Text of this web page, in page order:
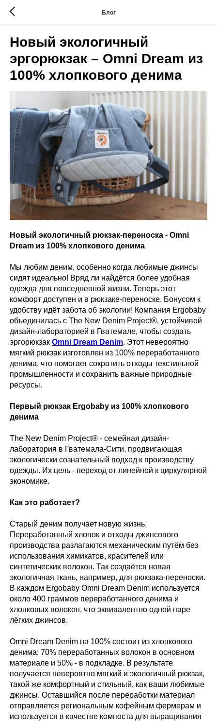
Блог
Новый экологичный
эргорюкзак – Omni Dream из
100% хлопкового денима
Новый экологичный рюкзак-переноска - Omni
Dream из 100% хлопкового денима
Мы любим деним, особенно когда любимые джинсы
сидят идеально! Вряд ли найдётся более удобная
одежда для повседневной жизни. Теперь этот
комфорт доступен и в рюкзаке-переноске. Бонусом к
удобству идёт забота об экологии! Компания Ergobaby
объединилась с The New Denim Project®, устойчивой
дизайн-лабораторией в Гватемале, чтобы создать
эргорюкзак Omni Dream Denim. Этот невероятно
мягкий рюкзак изготовлен из 100% переработанного
денима, что помогает сократить отходы текстильной
промышленности и сохранить важные природные
ресурсы.
Первый рюкзак Ergobaby из 100% хлопкового
денима
The New Denim Project® - семейная дизайн-
лаборатория в Гватемала-Сити, продвигающая
экологически сознательный подход к производству
одежды. Их цель - переход от линейной к циркулярной
экономике.
Как это работает?
Старый деним получает новую жизнь.
Переработанный хлопок и отходы джинсового
производства разлагаются механическим путём без
использования химикатов, красителей или
синтетических волокон. Так создаётся новая
экологичная ткань, например, для рюкзака-переноски.
В каждом Ergobaby Omni Dream Denim используется
около 400 граммов переработанного денима и
хлопковых волокон, что эквивалентно одной паре
лёгких джинсов.
Omni Dream Denim на 100% состоит из хлопкового
денима: 70% переработанных волокон в основном
материале и 50% - в подкладке. В результате
получается невероятно мягкий и экологичный рюкзак,
такой же комфортный и стильный, как ваши любимые
джинсы. Оставшийся после переработки материал
отправляется региональным кофейным фермерам и
используется в качестве компоста для выращивания